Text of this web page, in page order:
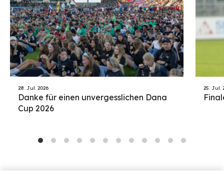
28. Jul. 2026
Danke für einen unvergesslichen Dana
Cup 2026
25. Jul.